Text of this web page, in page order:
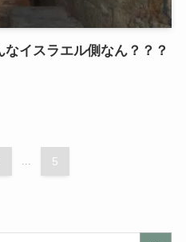
イスラエル側なん？？？
... 5